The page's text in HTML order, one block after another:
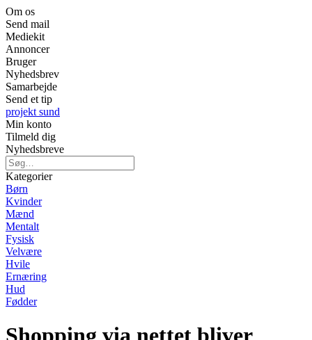
Om os
Send mail
Mediekit
Annoncer
Bruger
Nyhedsbrev
Samarbejde
Send et tip
projekt sund
Min konto
Tilmeld dig
Nyhedsbreve
Kategorier
Børn
Kvinder
Mænd
Mentalt
Fysisk
Velvære
Hvile
Ernæring
Hud
Fødder